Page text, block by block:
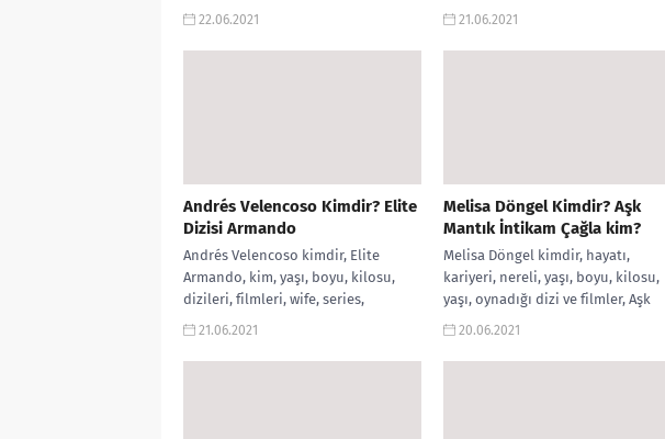
Elite Ari kim, instagram hesabı,...
22.06.2021
instagram, kilo, twitter, Elite,
21.06.2021
Andrés Velencoso Kimdir? Elite
Dizisi Armando
Andrés Velencoso kimdir, Elite
Armando, kim, yaşı, boyu, kilosu,
dizileri, filmleri, wife, series,
instagram, sevgilisi, eşi, Elite, imdb
21.06.2021
Melisa Döngel Kimdir? Aşk
Mantık İntikam Çağla kim?
Melisa Döngel kimdir, hayatı,
kariyeri, nereli, yaşı, boyu, kilosu,
yaşı, oynadığı dizi ve filmler, Aşk
Mantık İntikam dizisi Çağla...
20.06.2021